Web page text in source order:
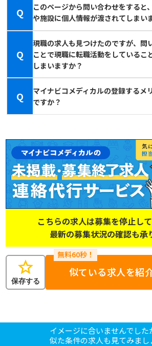
Q
このページから問い合わせをすると
や施設に個人情報が渡されてしまい
Q
現職の求人も見つけたのですが、問
ことで現職に転職活動をしているこ
しまいますか？
Q
マイナビコメディカルの登録するメ
ですか？
こちらの求人は募集を停止して
最新の募集状況の確認も承
star
保存する
似ている求人を紹
イメージに合いませんでした
似た条件の求人も見てみまし